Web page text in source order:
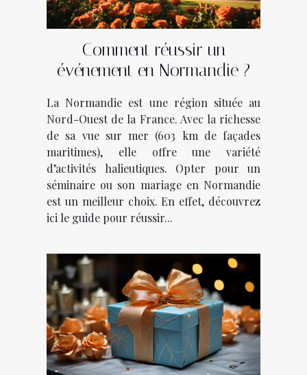
Comment réussir un
événement en Normandie ?
La Normandie est une région située au
Nord-Ouest de la France. Avec la richesse
de sa vue sur mer (603 km de façades
maritimes), elle offre une variété
d’activités halieutiques. Opter pour un
séminaire ou son mariage en Normandie
est un meilleur choix. En effet, découvrez
ici le guide pour réussir...